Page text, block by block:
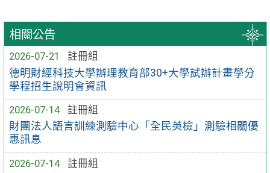
相關公告
2026-07-21
註冊組
德明財經科技大學辦理教育部30+大學試辦計畫學分
學程招生說明會資訊
2026-07-14
註冊組
財團法人語言訓練測驗中心「全民英檢」測驗相關優
惠訊息
2026-07-14
註冊組